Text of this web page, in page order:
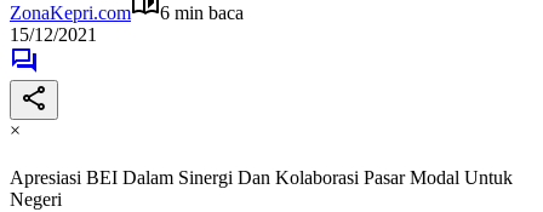
ZonaKepri.com
6 min baca
15/12/2021
×
Apresiasi BEI Dalam Sinergi Dan Kolaborasi Pasar Modal Untuk
Negeri